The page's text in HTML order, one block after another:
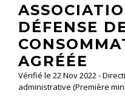
DÉFENSE
AGRÉÉE
Vérifié le 22 Nov 2022 -
administrative (Première